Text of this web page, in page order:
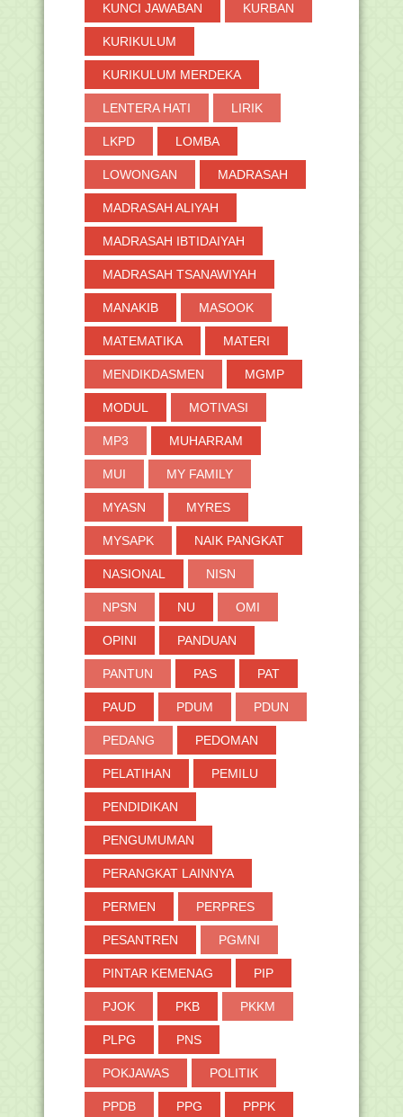
KUNCI JAWABAN KURBAN
KURIKULUM
KURIKULUM MERDEKA
LENTERA HATI LIRIK
LKPD LOMBA
LOWONGAN MADRASAH
MADRASAH ALIYAH
MADRASAH IBTIDAIYAH
MADRASAH TSANAWIYAH
MANAKIB MASOOK
MATEMATIKA MATERI
MENDIKDASMEN MGMP
MODUL MOTIVASI
MP3 MUHARRAM
MUI MY FAMILY
MYASN MYRES
MYSAPK NAIK PANGKAT
NASIONAL NISN
NPSN NU OMI
OPINI PANDUAN
PANTUN PAS PAT
PAUD PDUM PDUN
PEDANG PEDOMAN
PELATIHAN PEMILU
PENDIDIKAN
PENGUMUMAN
PERANGKAT LAINNYA
PERMEN PERPRES
PESANTREN PGMNI
PINTAR KEMENAG PIP
PJOK PKB PKKM
PLPG PNS
POKJAWAS POLITIK
PPDB PPG PPPK